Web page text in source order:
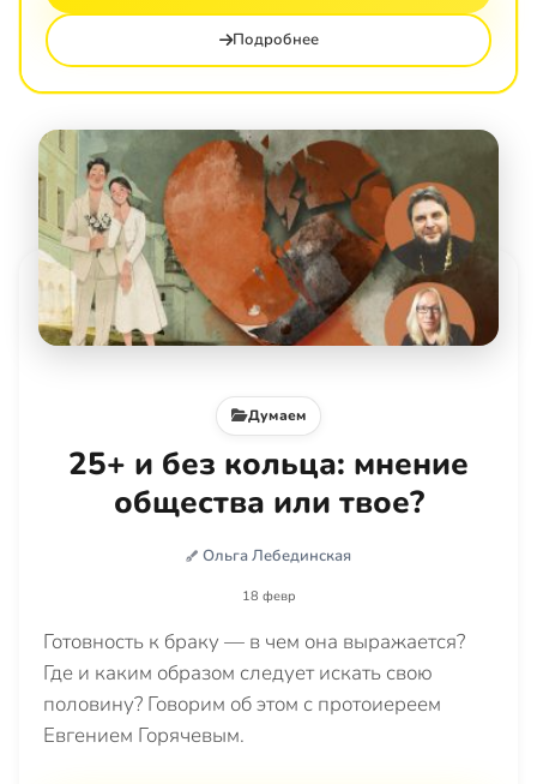
Подробнее
Думаем
25+ и без кольца: мнение
общества или твое?
Ольга Лебединская
18 февр
Готовность к браку — в чем она выражается?
Где и каким образом следует искать свою
половину? Говорим об этом с протоиереем
Евгением Горячевым.